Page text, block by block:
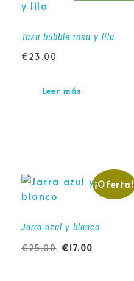
Taza bubble rosa y lila
€23.00
Leer más
¡Oferta!
Jarra azul y blanco
€25.00 € 17.00